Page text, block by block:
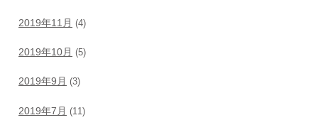
2019年11月 (4)
2019年10月 (5)
2019年9月 (3)
2019年7月 (11)